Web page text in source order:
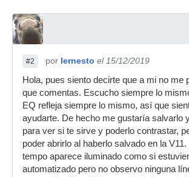
#2 por Iernesto el 15/12/2019
Hola, pues siento decirte que a mi no me
que comentas. Escucho siempre lo
EQ refleja siempre lo mismo, así que
ayudarte. De hecho me gustaría salvarlo
para ver si te sirve y poderlo contrastar,
poder abrirlo al haberlo salvado en la V11.
tempo aparece iluminado como si
automatizado pero no observo ninguna